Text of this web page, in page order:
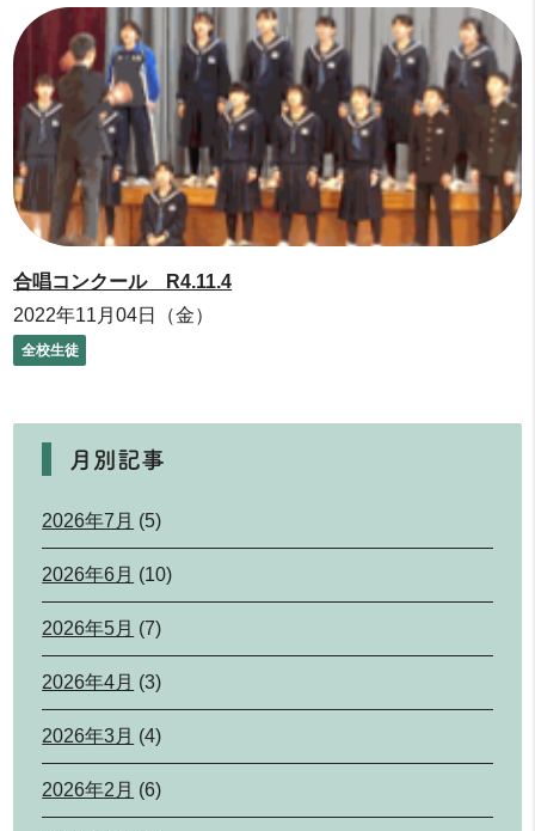
合唱コンクール R4.11.4
2022年11月04日（金）
全校生徒
月別記事
2026年7月 (5)
2026年6月 (10)
2026年5月 (7)
2026年4月 (3)
2026年3月 (4)
2026年2月 (6)